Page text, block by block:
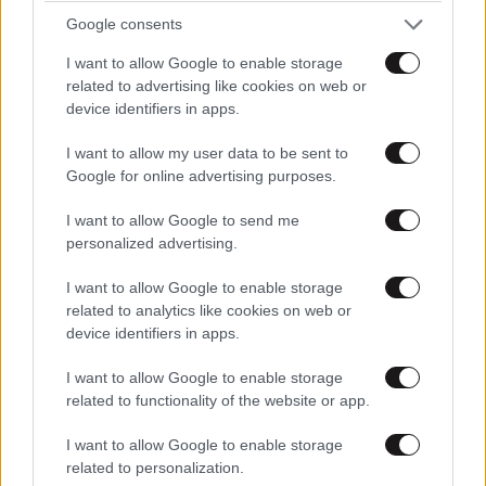
Google consents
I want to allow Google to enable storage
related to advertising like cookies on web or
device identifiers in apps.
I want to allow my user data to be sent to
Google for online advertising purposes.
I want to allow Google to send me
personalized advertising.
I want to allow Google to enable storage
related to analytics like cookies on web or
device identifiers in apps.
I want to allow Google to enable storage
related to functionality of the website or app.
I want to allow Google to enable storage
related to personalization.
κρυμμένος μέσα σε ένα καλάθι με άπλυτα. Εκτιμάται
ότι η απόδραση του στοίχισε έως και 2,5
εκατομμύρια δολάρια, ενώ πάνω από 70 εργαζόμενοι
στη φυλακή φέρονται να ενεπλάκησαν σε αυτήν,
Παρότι καταζητούμενος, ο Γκουζμάν παρέμεινε
ασύλληπτος για 13 ολόκληρα χρόνια, προτού
συλληφθεί μετά από μεγάλη κοινή επιχείρηση από
της μεξικανικές και αμερικανικές αρχές, σε ένα
ξενοδοχείο στο Μαζατλάν. Για μία ακόμα φορά
φυλακίστηκε, αυτή τη φορά με αυστηρότερους
παράθυρο και χωρίς επαφή με άλλους
Όμως και πάλι τα κατάφερε: το βράδυ της 11ης